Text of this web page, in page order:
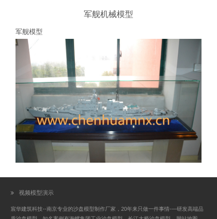
军舰机械模型
军舰模型
视频模型演示
宸华建筑科技--南京专业的沙盘模型制作厂家，20年来只做一件事情-—研发高端品